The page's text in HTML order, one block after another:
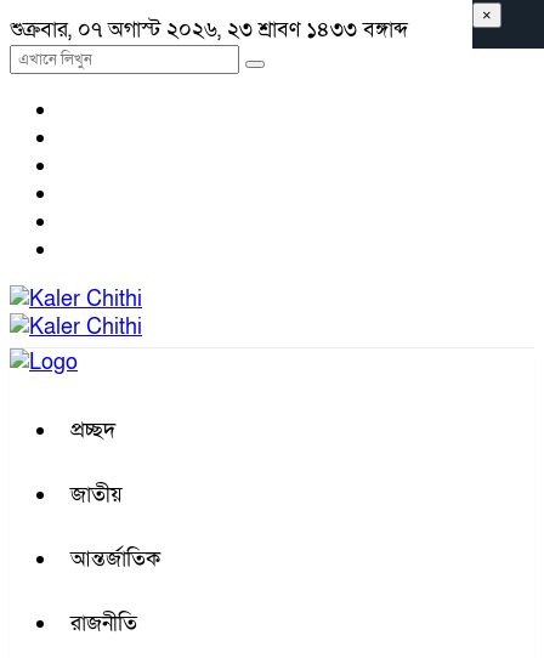
শুক্রবার, ০৭ অগাস্ট ২০২৬, ২৩ শ্রাবণ ১৪৩৩ বঙ্গাব্দ
প্রচ্ছদ
জাতীয়
আন্তর্জাতিক
রাজনীতি
×